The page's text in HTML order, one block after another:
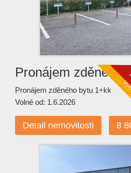
Pronájem zděného
Pronájem zděného bytu 1+kk
Volné od: 1.6.2026
Detail nemovitosti 8